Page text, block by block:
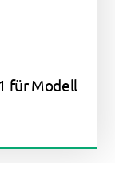
für Modell